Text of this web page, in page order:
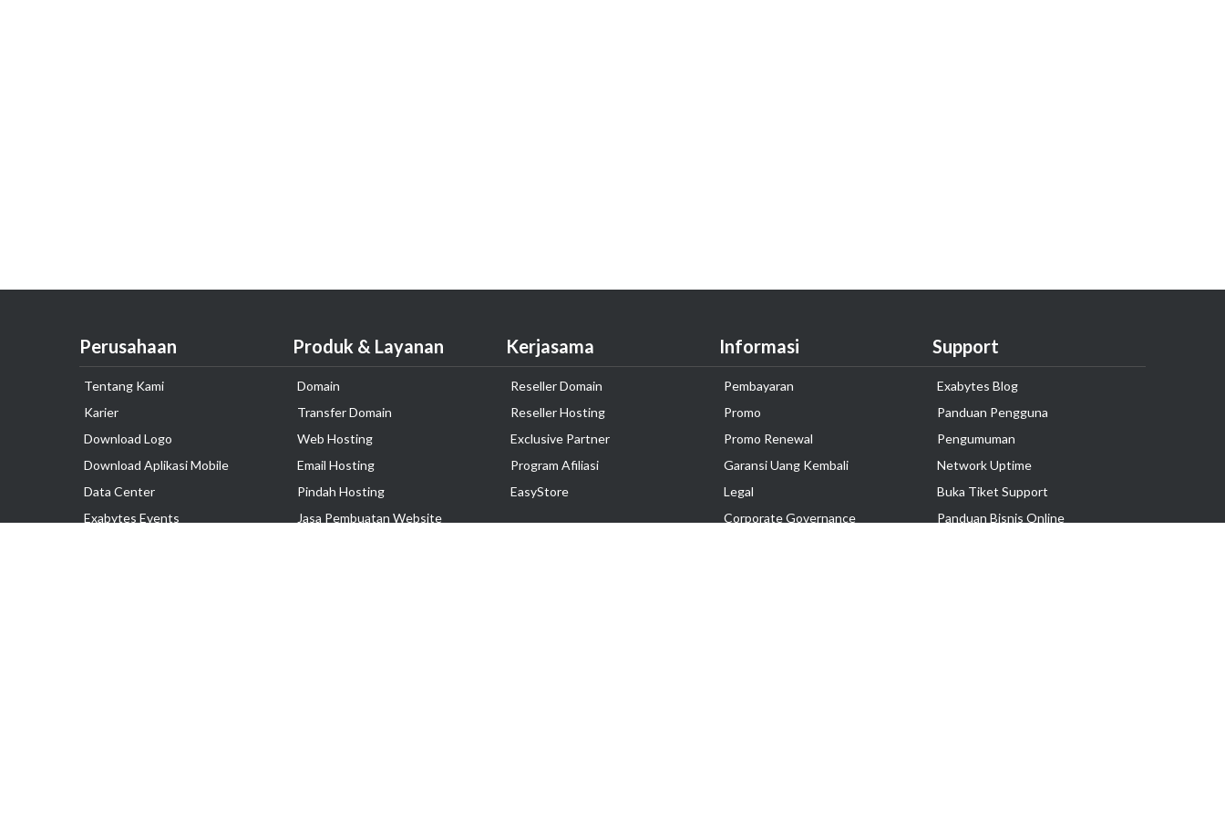
Perusahaan
Tentang Kami
Karier
Download Logo
Download Aplikasi Mobile
Data Center
Exabytes Events
Produk & Layanan
Domain
Transfer Domain
Web Hosting
Email Hosting
Pindah Hosting
Jasa Pembuatan Website
Kerjasama
Reseller Domain
Reseller Hosting
Exclusive Partner
Program Afiliasi
EasyStore
Informasi
Pembayaran
Promo
Promo Renewal
Garansi Uang Kembali
Legal
Corporate Governance
Support
Exabytes Blog
Panduan Pengguna
Pengumuman
Network Uptime
Buka Tiket Support
Panduan Bisnis Online